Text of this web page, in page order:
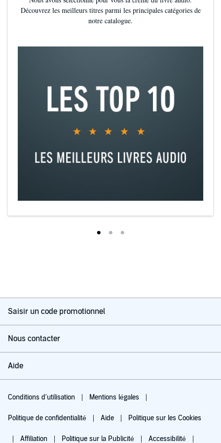
Découvrez les meilleurs titres parmi les principales catégories de
notre catalogue.
Saisir un code promotionnel
Nous contacter
Aide
Conditions d'utilisation Mentions légales
Politique de confidentialité Aide Politique sur les Cookies
Affiliation Politique sur la Publicité Accessibilité